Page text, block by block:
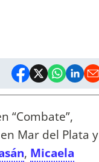
“Combate”,
Mar del Plata y
, Micaela